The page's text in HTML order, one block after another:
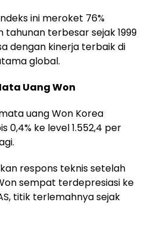
ini meroket 76%
terbesar sejak 1999
dengan kinerja terbaik di
global.
Uang Won
uang Won Korea
0,4% ke level 1.552,4 per
respons teknis setelah
sempat terdepresiasi ke
titik terlemahnya sejak